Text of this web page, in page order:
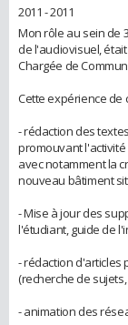
2011 - 2011
Mon rôle au sein de
de l'audiovisuel,
Chargée de
Cette expérience de
- rédaction des
promouvant
avec notamment la
nouveau bâtiment
- Mise à jour des
l'étudiant, guide de
- rédaction d'articles
(recherche de
- animation des